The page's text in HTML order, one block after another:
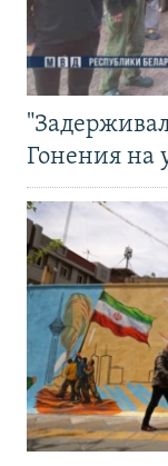
Гонения на